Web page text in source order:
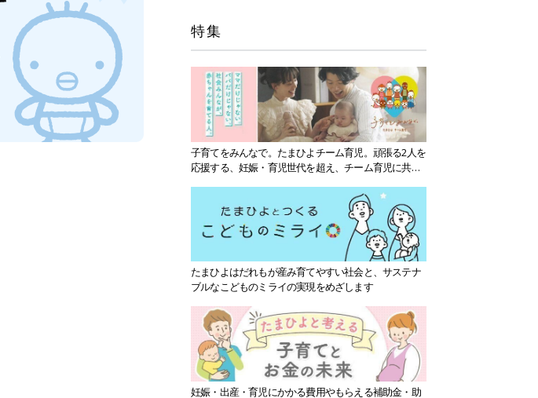
特集
子育てをみんなで。たまひよチーム育児。頑張る2人を
応援する、妊娠・育児世代を超え、チーム育児に共感
たまひよはだれもが産み育てやすい社会と、サステナ
ブルなこどものミライの実現をめざします
妊娠・出産・育児にかかる費用やもらえる補助金・助